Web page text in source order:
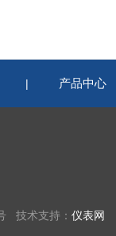
| 产品中心
技术支持： 仪表网